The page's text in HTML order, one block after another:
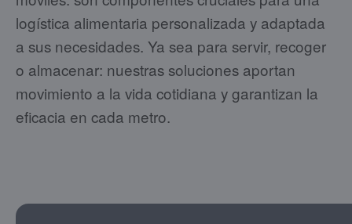
logística alimentaria personalizada y adaptada
a sus necesidades. Ya sea para servir, recoger
o almacenar: nuestras soluciones aportan
movimiento a la vida cotidiana y garantizan la
eficacia en cada metro.